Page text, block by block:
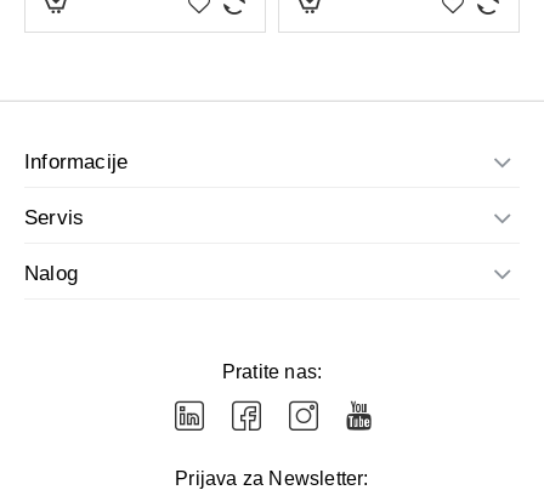
Informacije
Servis
Nalog
Pratite nas:
Prijava za Newsletter: